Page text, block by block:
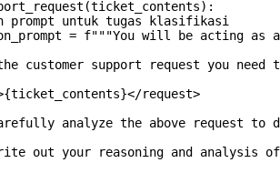
(ticket_contents):
prompt untuk tugas klasifikasi
= f"""You will be acting as
customer support request you need
{ticket_contents}</request>
analyze the above request to
out your reasoning and analysis